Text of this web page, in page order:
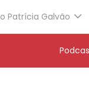
Patrícia Galvão